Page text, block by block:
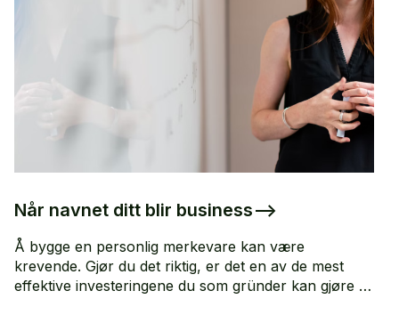
Når navnet ditt blir business–>
Å bygge en personlig merkevare kan være
krevende. Gjør du det riktig, er det en av de mest
effektive investeringene du som gründer kan gjøre -